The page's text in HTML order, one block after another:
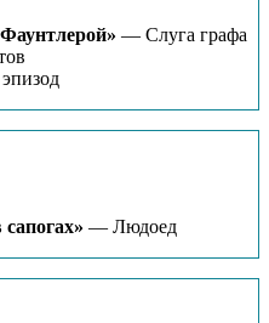
— Слуга графа
— Людоед